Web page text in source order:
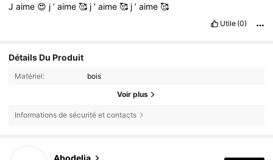
Jaime 😍 j’aime🥰 j’aime🥰 j’aime🥰
Utile (0)
Détails Du Produit
Matériel: bois
Voir plus
Informations de sécurité et contacts